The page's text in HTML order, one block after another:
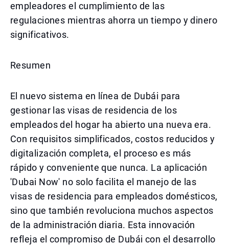
empleadores el cumplimiento de las
regulaciones mientras ahorra un tiempo y dinero
significativos.
Resumen
El nuevo sistema en línea de Dubái para
gestionar las visas de residencia de los
empleados del hogar ha abierto una nueva era.
Con requisitos simplificados, costos reducidos y
digitalización completa, el proceso es más
rápido y conveniente que nunca. La aplicación
'Dubai Now' no solo facilita el manejo de las
visas de residencia para empleados domésticos,
sino que también revoluciona muchos aspectos
de la administración diaria. Esta innovación
refleja el compromiso de Dubái con el desarrollo